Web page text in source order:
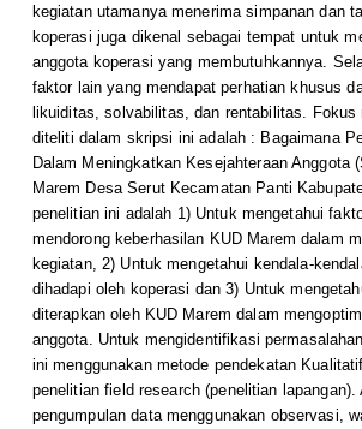
kegiatan utamanya menerima simpanan dan
koperasi juga dikenal sebagai tempat untuk
anggota koperasi yang membutuhkannya.
faktor lain yang mendapat perhatian khusus
likuiditas, solvabilitas, dan rentabilitas. Fokus
diteliti dalam skripsi ini adalah : Bagaimana
Dalam Meningkatkan Kesejahteraan Anggota
Marem Desa Serut Kecamatan Panti
penelitian ini adalah 1) Untuk mengetahui
mendorong keberhasilan KUD Marem dalam
kegiatan, 2) Untuk mengetahui kendala-
dihadapi oleh koperasi dan 3) Untuk
diterapkan oleh KUD Marem dalam
anggota. Untuk mengidentifikasi
ini menggunakan metode pendekatan
penelitian field research (penelitian lapangan).
pengumpulan data menggunakan observasi,